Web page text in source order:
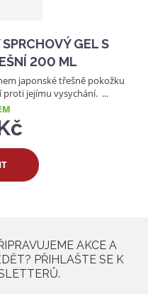
GEL S
200 ML
japonské třešně pokožku
proti jejímu vysychání. ...
AKCE A
PŘIHLAŠTE SE K